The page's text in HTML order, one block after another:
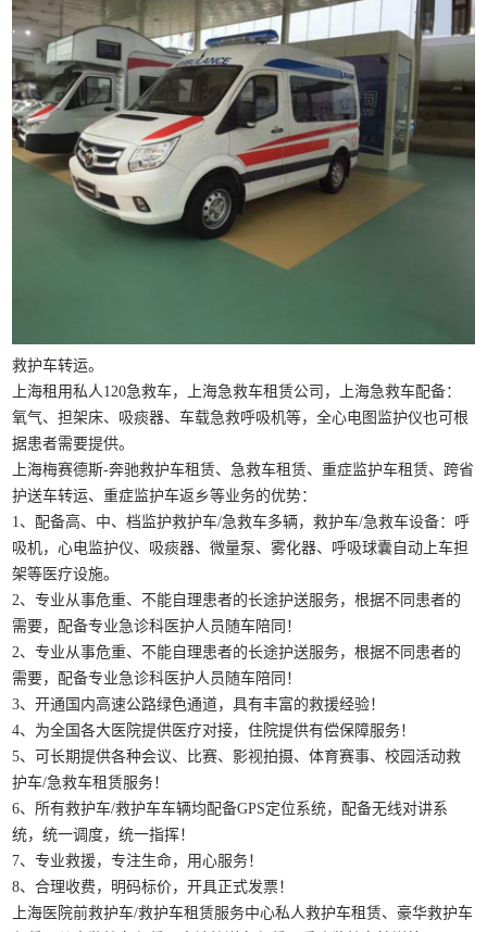
救护车转运。
上海租用私人120急救车，上海急救车租赁公司，上海急救车配备：
氧气、担架床、吸痰器、车载急救呼吸机等，全心电图监护仪也可根
据患者需要提供。
上海梅赛德斯-奔驰救护车租赁、急救车租赁、重症监护车租赁、跨省
护送车转运、重症监护车返乡等业务的优势：
1、配备高、中、档监护救护车/急救车多辆，救护车/急救车设备：呼
吸机，心电监护仪、吸痰器、微量泵、雾化器、呼吸球囊自动上车担
架等医疗设施。
2、专业从事危重、不能自理患者的长途护送服务，根据不同患者的
需要，配备专业急诊科医护人员随车陪同！
2、专业从事危重、不能自理患者的长途护送服务，根据不同患者的
需要，配备专业急诊科医护人员随车陪同！
3、开通国内高速公路绿色通道，具有丰富的救援经验！
4、为全国各大医院提供医疗对接，住院提供有偿保障服务！
5、可长期提供各种会议、比赛、影视拍摄、体育赛事、校园活动救
护车/急救车租赁服务！
6、所有救护车/救护车车辆均配备GPS定位系统，配备无线对讲系
统，统一调度，统一指挥！
7、专业救援，专注生命，用心服务！
8、合理收费，明码标价，开具正式发票！
上海医院前救护车/救护车租赁服务中心私人救护车租赁、豪华救护车